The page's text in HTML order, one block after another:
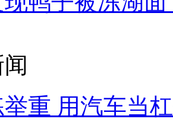
重 用汽车当